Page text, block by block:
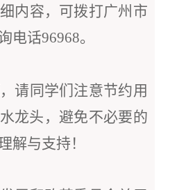
内容，可拨打广州市
电话96968。
请同学们注意节约用
龙头，避免不必要的
解与支持！